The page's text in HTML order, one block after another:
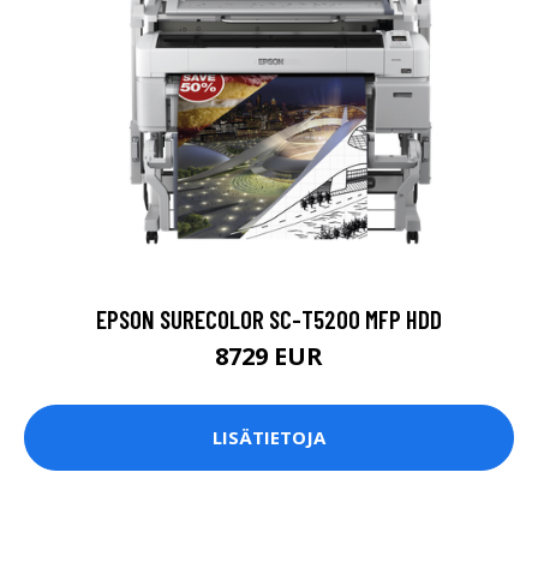
EPSON SURECOLOR SC-T5200 MFP HDD
8729 EUR
LISÄTIETOJA